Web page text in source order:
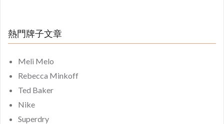
熱門牌子文章
Meli Melo
Rebecca Minkoff
Ted Baker
Nike
Superdry